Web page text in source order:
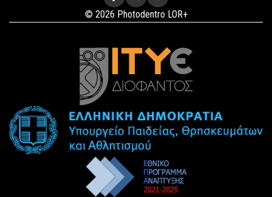
© 2026 Photodentro LOR+